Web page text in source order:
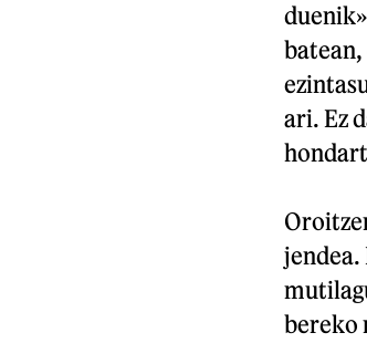
ari. Ez
jendea.
bereko